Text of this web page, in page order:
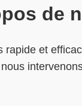
de
rapide et